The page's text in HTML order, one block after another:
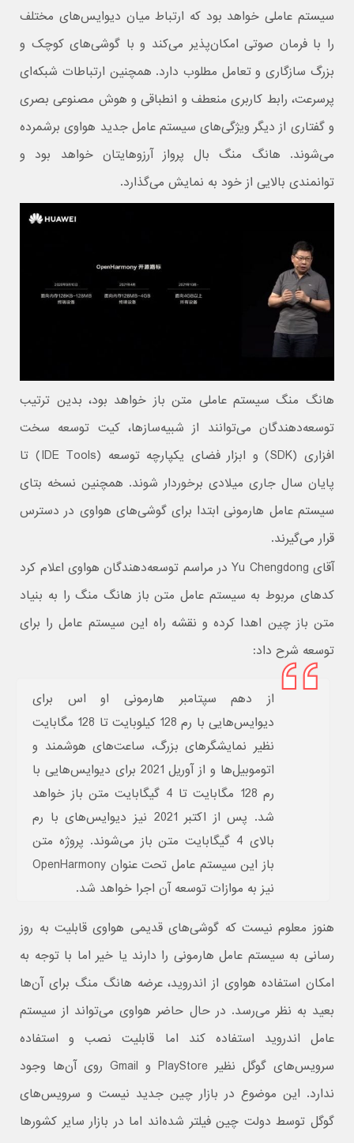
سیستم عاملی خواهد بود که ارتباط میان دیوایس‌های مختلف
را با فرمان صوتی امکان‌پذیر می‌کند و با گوشی‌های کوچک و
بزرگ سازگاری و تعامل مطلوب دارد. همچنین ارتباطات شبکه‌ای
پرسرعت، رابط کاربری منعطف و انطباقی و هوش مصنوعی بصری
و گفتاری از دیگر ویژگی‌های سیستم عامل جدید هواوی برشمرده
می‌شوند. هانگ منگ بال‌ پرواز آرزوهایتان خواهد بود و
توانمندی بالایی از خود به نمایش می‌گذارد.
هانگ منگ سیستم عاملی متن باز خواهد بود، بدین ترتیب
توسعه‌دهندگان می‌توانند از شبیه‌سازها، کیت توسعه سخت
افزاری (SDK) و ابزار فضای یکپارچه توسعه (IDE Tools) تا
پایان سال جاری میلادی برخوردار شوند. همچنین نسخه بتای
سیستم عامل هارمونی ابتدا برای گوشی‌های هواوی در دسترس
قرار می‌گیرند.
آقای Yu Chengdong در مراسم توسعه‌دهندگان هواوی اعلام کرد
کدهای مربوط به سیستم عامل متن باز هانگ منگ را به بنیاد
متن باز چین اهدا کرده و نقشه راه این سیستم عامل را برای
توسعه شرح داد:
از دهم سپتامبر هارمونی او اس برای
دیوایس‌هایی با رم 128 کیلوبایت تا 128 مگابایت
نظیر نمایشگرهای بزرگ، ساعت‌های هوشمند و
اتوموبیل‌ها و از آوریل 2021 برای دیوایس‌هایی با
رم 128 مگابایت تا 4 گیگابایت متن باز خواهد
شد. پس از اکتبر 2021 نیز دیوایس‌های با رم
بالای 4 گیگابایت متن باز می‌شوند. پروژه متن
باز این سیستم عامل تحت عنوان OpenHarmony
نیز به موازات توسعه آن اجرا خواهد شد.
هنوز معلوم نیست که گوشی‌های قدیمی هواوی قابلیت به روز
رسانی به سیستم عامل هارمونی را دارند یا خیر اما با توجه به
امکان استفاده هواوی از اندروید، عرضه هانگ منگ برای آن‌ها
بعید به نظر می‌رسد. در حال حاضر هواوی می‌تواند از سیستم
عامل اندروید استفاده کند اما قابلیت نصب و استفاده
سرویس‌های گوگل نظیر PlayStore و Gmail روی آن‌ها وجود
ندارد. این موضوع در بازار چین جدید نیست و سرویس‌های
گوگل توسط دولت چین فیلتر شده‌اند اما در بازار سایر کشورها